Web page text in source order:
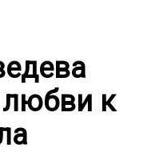
любви к